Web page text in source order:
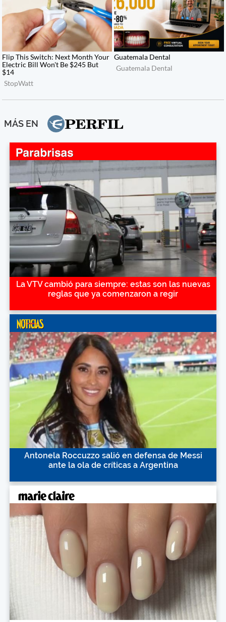
MÁS EN
La VTV cambió para siempre: estas son las nuevas
reglas que ya comenzaron a regir
Antonela Roccuzzo salió en defensa de Messi
ante la ola de críticas a Argentina